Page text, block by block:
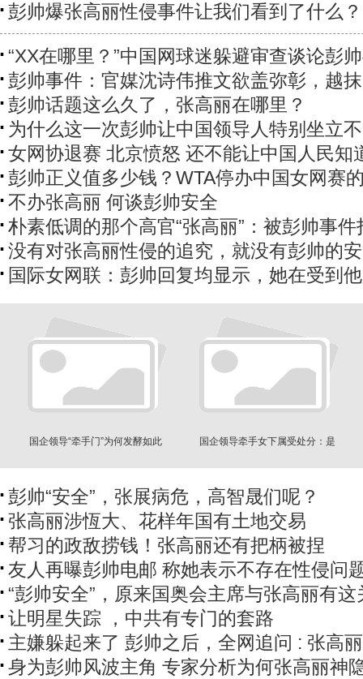
彭帅爆张高丽性侵事件让我们看到了什么？
“XX在哪里？”中国网球迷躲避审查谈论彭
彭帅事件：官媒沈诗伟推文欲盖弥彰，越
彭帅话题这么久了，张高丽在哪里？
为什么这一次彭帅让中国领导人特别坐立
女网协退赛 北京愤怒 还不能让中国人民知
彭帅正义值多少钱？WTA停办中国女网赛
不办张高丽 何谈彭帅安全
朴素低调的那个高官“张高丽”：被彭帅事件
没有对张高丽性侵的追究，就没有彭帅的
国际女网联：彭帅回复均显示，她在受到
国企领导“牵手门”为何发酵如此
国企领导牵手女下属受处分：是
彭帅“安全”，张展病危，高智晟们呢？
张高丽涉恆大、花样年国有土地交易
帮习的政敌捞钱！张高丽还有把柄被捏
友人再曝彭帅电邮 称她表示不存在性侵问
“彭帅安全”，原来国奥会主席与张高丽有这
让明星失踪 ，中共有专门的套路
主嫌躲起来了 彭帅之后，全网追问 : 张高
身为彭帅风波主角 专家分析为何张高丽神